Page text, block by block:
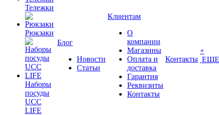
Тележки
Рюкзаки
Наборы
посуды
UCC
LIFE
Блог
Новости
Статьи
Клиентам
О
компании
Магазины
Оплата и
доставка
Гарантия
Реквизиты
Контакты
Контакты
+
ЕЩЕ